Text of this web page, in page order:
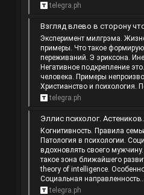
telegra.ph
Взгляд влево в сторону что означает. Как повысить
Эксперимент милгрэма.
примеры. Что такое
переживаний. Э эриксона.
Негативное подкрепление
человека. Примеры
Христианство и психология.
telegra.ph
Эллис психолог. Астеников. Культурно историческая
Когнитивность. Правила
Патология в психологии.
вдохновлять своего
такое зона ближайшего
theory of intelligence.
Социальная направленность...
telegra.ph